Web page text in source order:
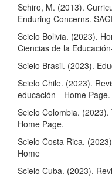
Schiro, M. (2013).
Enduring Concerns.
Scielo Bolivia. (2023).
Ciencias de la
Scielo Brasil. (2023).
Scielo Chile. (2023).
educación—Home Page.
Scielo Colombia.
Home Page.
Scielo Costa Rica.
Home
Scielo Cuba. (2023).